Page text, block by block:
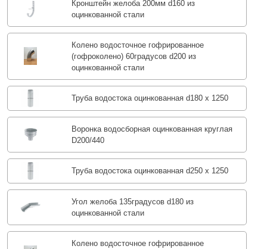
Кронштейн желоба 200мм d160 из
оцинкованной стали
Колено водосточное гофрированное
(гофроколено) 60градусов d200 из
оцинкованной стали
Труба водостока оцинкованная d180 х 1250
Воронка водосборная оцинкованная круглая
D200/440
Труба водостока оцинкованная d250 х 1250
Угол желоба 135градусов d180 из
оцинкованной стали
Колено водосточное гофрированное